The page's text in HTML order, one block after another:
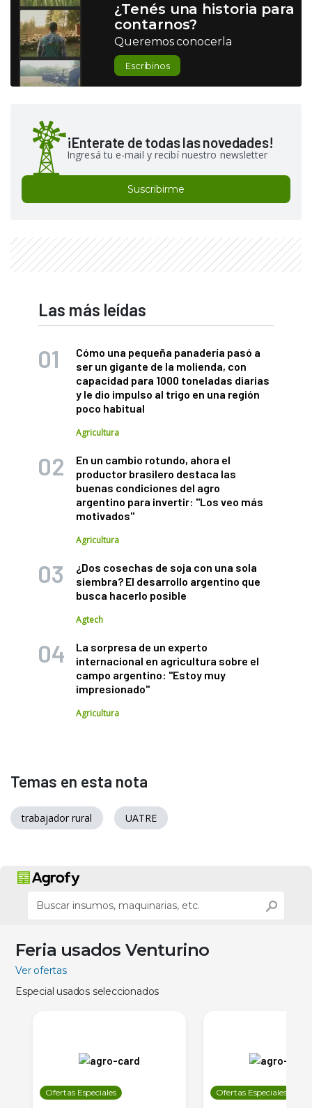
¿Tenés una historia para
contarnos?
Queremos conocerla
Escribinos
¡Enterate de todas las novedades!
Ingresá tu e-mail y recibí nuestro newsletter
Suscribirme
Las más leídas
Cómo una pequeña panadería pasó a
ser un gigante de la molienda, con
capacidad para 1000 toneladas diarias
y le dio impulso al trigo en una región
poco habitual
Agricultura
En un cambio rotundo, ahora el
productor brasilero destaca las
buenas condiciones del agro
argentino para invertir: "Los veo más
motivados"
Agricultura
¿Dos cosechas de soja con una sola
siembra? El desarrollo argentino que
busca hacerlo posible
Agtech
La sorpresa de un experto
internacional en agricultura sobre el
campo argentino: "Estoy muy
impresionado"
Agricultura
Temas en esta nota
trabajador rural UATRE
Feria usados Venturino
Ver ofertas
Especial usados seleccionados
Ofertas Especiales Ofertas Especiales